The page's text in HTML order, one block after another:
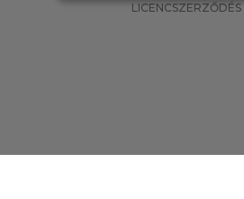
LICENCSZERZŐDÉS